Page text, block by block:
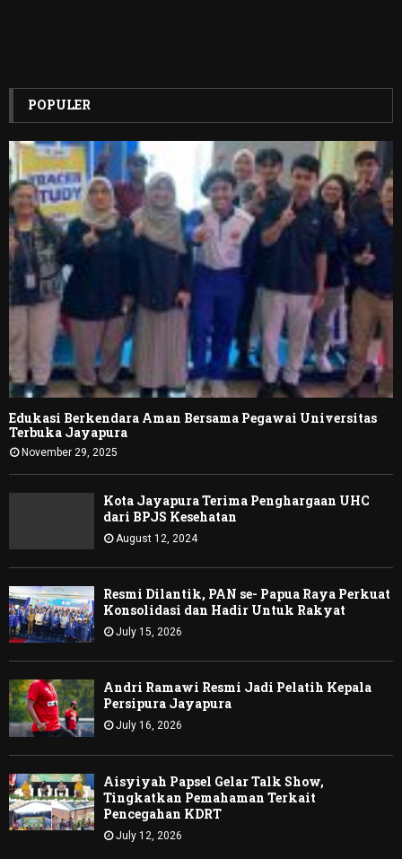
POPULER
Edukasi Berkendara Aman Bersama Pegawai Universitas
Terbuka Jayapura
November 29, 2025
Kota Jayapura Terima Penghargaan UHC
dari BPJS Kesehatan
August 12, 2024
Resmi Dilantik, PAN se- Papua Raya Perkuat
Konsolidasi dan Hadir Untuk Rakyat
July 15, 2026
Andri Ramawi Resmi Jadi Pelatih Kepala
Persipura Jayapura
July 16, 2026
Aisyiyah Papsel Gelar Talk Show,
Tingkatkan Pemahaman Terkait
Pencegahan KDRT
July 12, 2026